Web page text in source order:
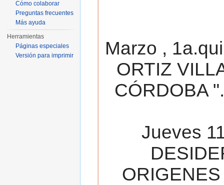
Marzo ,
ORTIZ
CÓRDOBA
Jueves
Cómo colaborar
Preguntas frecuentes
Más ayuda
Herramientas
Páginas especiales
Versión para imprimir